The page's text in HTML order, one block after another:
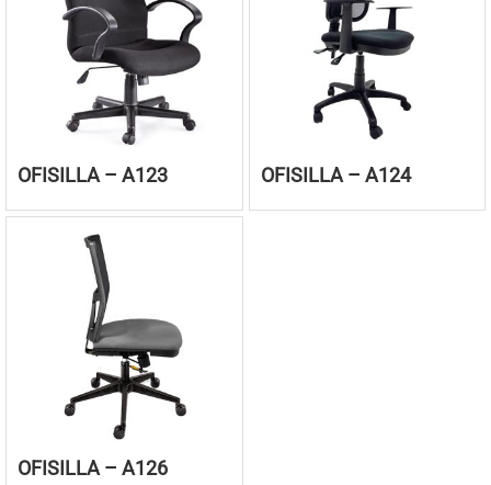
OFISILLA – A123 OFISILLA – A124
OFISILLA – A126